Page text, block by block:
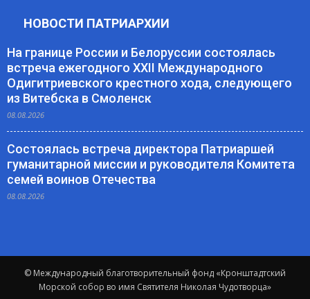
НОВОСТИ ПАТРИАРХИИ
На границе России и Белоруссии состоялась
встреча ежегодного XXII Международного
Одигитриевского крестного хода, следующего
из Витебска в Смоленск
08.08.2026
Состоялась встреча директора Патриаршей
гуманитарной миссии и руководителя Комитета
семей воинов Отечества
08.08.2026
© Международный благотворительный фонд «Кронштадтский
Морской собор во имя Святителя Николая Чудотворца»